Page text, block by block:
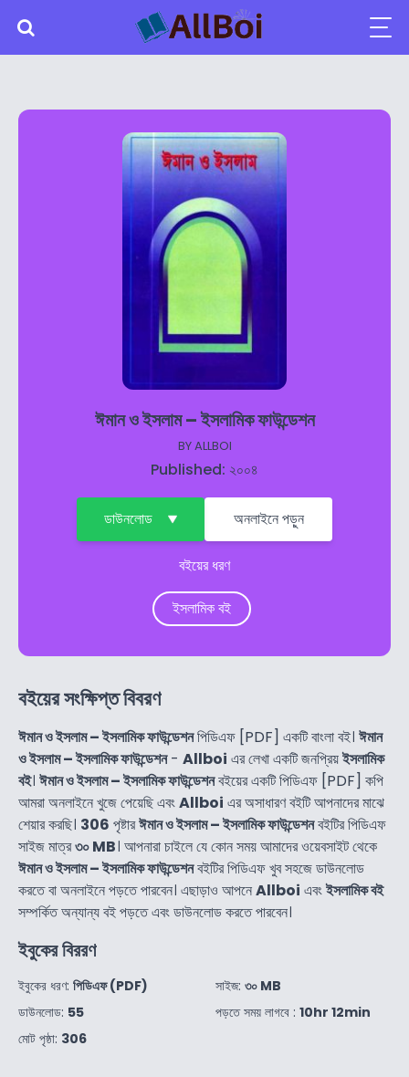
ঈমান ও ইসলাম – ইসলামিক ফাউন্ডেশন
BYALLBOI
Published: ২০০৪
ডাউনলোড অনলাইনে পড়ুন
বইয়ের ধরণ
ইসলামিক বই
বইয়ের সংক্ষিপ্ত বিবরণ
ঈমান ও ইসলাম – ইসলামিক ফাউন্ডেশনপিডিএফ [PDF] একটি বাংলা বই। ঈমান
ও ইসলাম – ইসলামিক ফাউন্ডেশন- Allboi এর লেখা একটি জনপ্রিয়ইসলামিক
বই। ঈমান ও ইসলাম – ইসলামিক ফাউন্ডেশনবইয়ের একটি পিডিএফ [PDF] কপি
আমরা অনলাইনে খুজে পেয়েছি এবংAllboi এর অসাধারণ বইটি আপনাদের মাঝে
শেয়ার করছি। 306 পৃষ্টারঈমান ও ইসলাম – ইসলামিক ফাউন্ডেশনবইটির পিডিএফ
সাইজ মাত্র৩০ MB। আপনারা চাইলে যে কোন সময় আমাদের ওয়েবসাইট থেকে
ঈমান ও ইসলাম – ইসলামিক ফাউন্ডেশনবইটির পিডিএফ খুব সহজে ডাউনলোড
করতে বা অনলাইনে পড়তে পারবেন। এছাড়াও আপনেAllboi এবংইসলামিক বই
সম্পর্কিত অন্যান্য বই পড়তে এবং ডাউনলোড করতে পারবেন।
ইবুকের বিররণ
ইবুকের ধরণ: পিডিএফ (PDF)
ডাউনলোড: 55
মোট পৃষ্ঠা: 306
সাইজ: ৩০ MB
পড়তে সময় লাগবে : 10hr 12min